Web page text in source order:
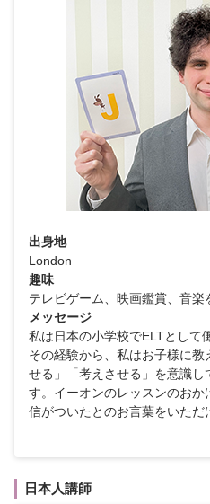
出身地
London
趣味
テレビゲーム、映画鑑賞、音楽
メッセージ
私は日本の小学校でELTとして
その経験から、私はお子様に
せる」「考えさせる」を意識し
す。イーオンのレッスンのおか
信がついたとのお言葉をいただ
日本人講師